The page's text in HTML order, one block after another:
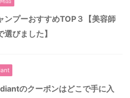
ンプーおすすめTOP３【美容師
選びました】
のクーポンはどこで手に入